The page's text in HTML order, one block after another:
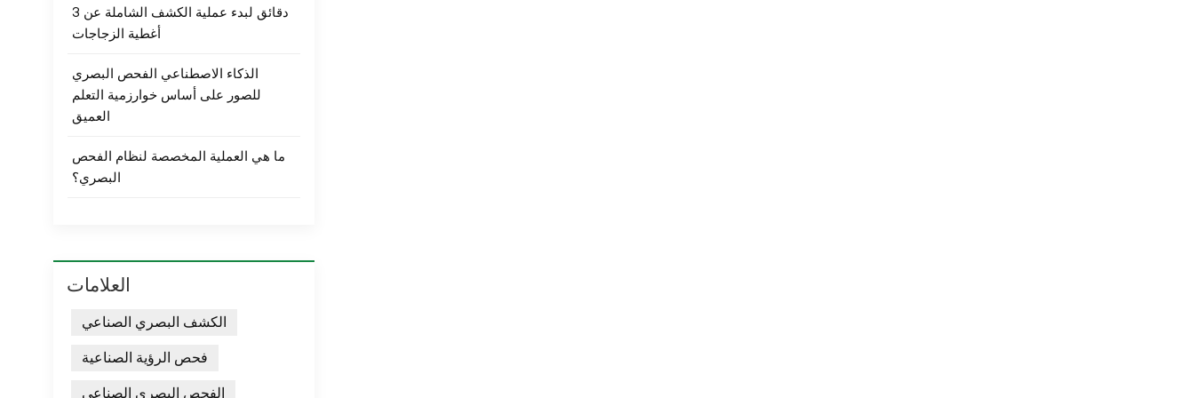
3 دقائق لبدء عملية الكشف الشاملة عن
أغطية الزجاجات
الذكاء الاصطناعي الفحص البصري
للصور على أساس خوارزمية التعلم
العميق
ما هي العملية المخصصة لنظام الفحص
البصري؟
العلامات
الكشف البصري الصناعي
فحص الرؤية الصناعية
الفحص البصري الصناعي